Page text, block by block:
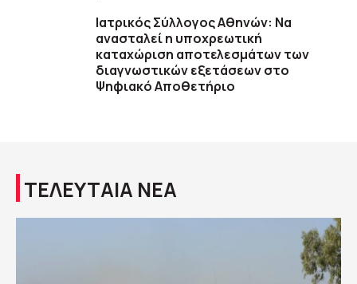
Ιατρικός Σύλλογος Αθηνών: Να
ανασταλεί η υποχρεωτική
καταχώριση αποτελεσμάτων των
διαγνωστικών εξετάσεων στο
Ψηφιακό Αποθετήριο
ΤΕΛΕΥΤΑΙΑ ΝΕΑ